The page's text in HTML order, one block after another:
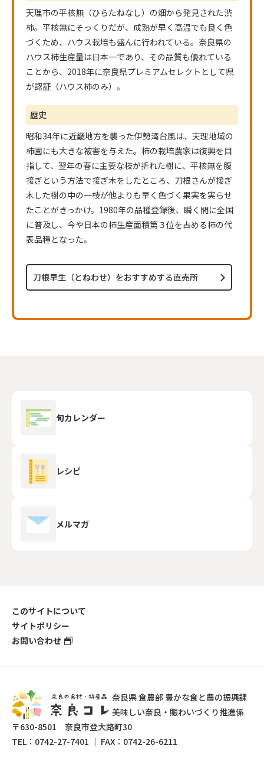
天理市の平核無（ひらたねなし）の畑から発見された渋
柿。平核無にそっくりだが、成熟が早く高温でも良く色
づくため、ハウス栽培も盛んに行われている。奈良県の
ハウス柿生産量は日本一であり、その品質も優れている
ことから、2018年に奈良県プレミアムセレクトとして県
が認証（ハウス柿のみ）。
歴史
昭和34年に近畿地方を襲った伊勢湾台風は、天理地域の
柿園にも大きな被害を与えた。柿の栽培農家は復興を目
指して、翌年の春に主要な枝が折れた樹に、平核無を腹
接ぎという方法で接ぎ木をしたところ、刀根さんが接ぎ
木した樹の中の一枝が他よりも早く色づく果実を実らせ
たことがきっかけ。1980年の品種登録後、瞬く間に全国
に普及し、今や日本の柿生産面積第３位を占める柿の代
表品種となった。
刀根早生（とねわせ）をおすすめする直売所
旬カレンダー
レシピ
メルマガ
このサイトについて
サイトポリシー
お問い合わせ
奈良県 食農部 豊かな食と農の振興課
美味しい奈良・賑わいづくり推進係
〒630-8501 奈良市登大路町30
TEL： 0742-27-7401 ｜ FAX：0742-26-6211